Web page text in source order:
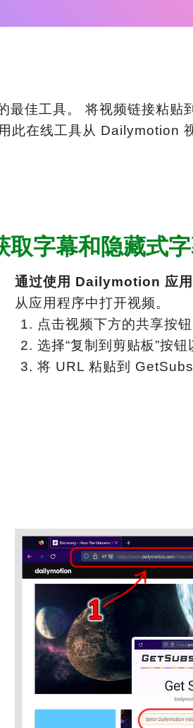
佳工具。 将视频链接粘贴
此在线工具从 Dailymotion
字幕和隐藏式字
通过使用 Dailymotion 应用
从应用程序中打开视频。
点击视频下方的共享按钮
选择“复制到剪贴板”按钮
将 URL 粘贴到